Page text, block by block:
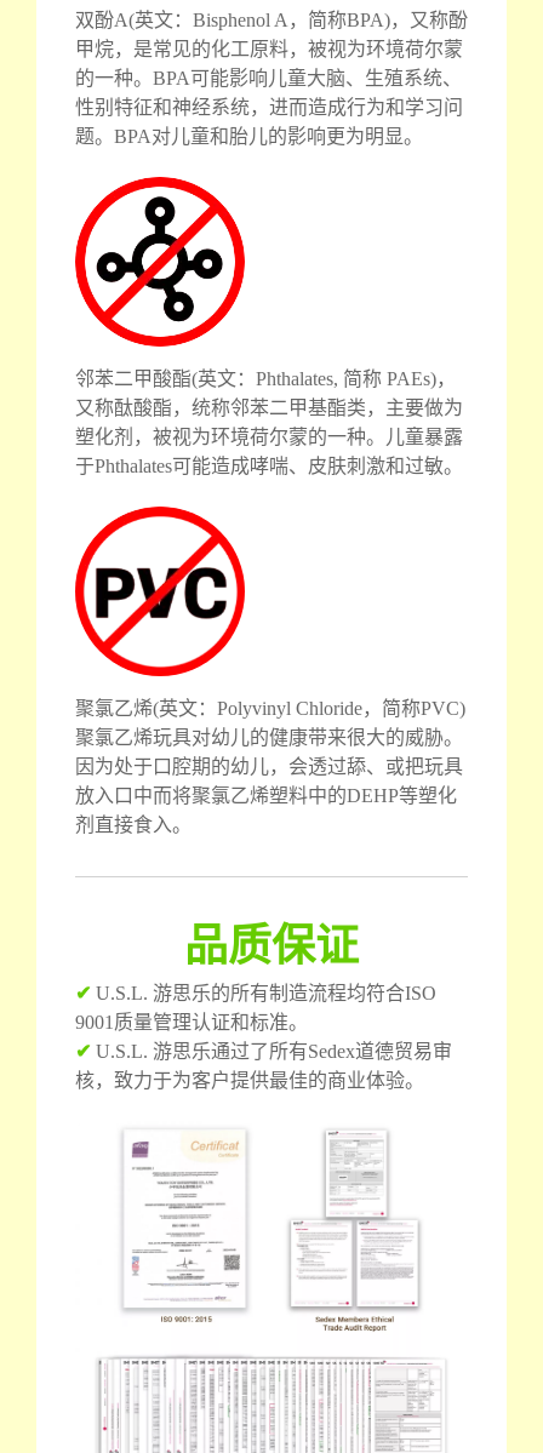
双酚A(英文：Bisphenol A，简称BPA)，又称酚
甲烷，是常见的化工原料，被视为环境荷尔蒙
的一种。BPA可能影响儿童大脑、生殖系统、
性别特征和神经系统，进而造成行为和学习问
题。BPA对儿童和胎儿的影响更为明显。
邻苯二甲酸酯(英文：Phthalates, 简称 PAEs)，
又称酞酸酯，统称邻苯二甲基酯类，主要做为
塑化剂，被视为环境荷尔蒙的一种。儿童暴露
于Phthalates可能造成哮喘、皮肤刺激和过敏。
聚氯乙烯(英文：Polyvinyl Chloride，简称PVC)
聚氯乙烯玩具对幼儿的健康带来很大的威胁。
因为处于口腔期的幼儿，会透过舔、或把玩具
放入口中而将聚氯乙烯塑料中的DEHP等塑化
剂直接食入。
品质保证
✔ U.S.L. 游思乐的所有制造流程均符合ISO
9001质量管理认证和标准。
✔ U.S.L. 游思乐通过了所有Sedex道德贸易审
核，致力于为客户提供最佳的商业体验。